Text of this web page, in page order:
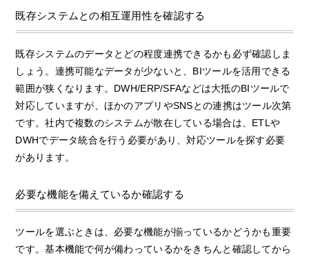
既存システムとの相互運用性を確認する
既存システムのデータとどの程度連携できるかも必ず確認しま
しょう。連携可能なデータが少ないと、BIツールを活用できる
範囲が狭くなります。DWH/ERP/SFAなどは大抵のBIツールで
対応していますが、ほかのアプリやSNSとの連携はツール次第
です。社内で複数のシステムが散在している場合は、ETLや
DWHでデータ統合を行う必要があり、対応ツールを探す必要
があります。
必要な機能を備えているか確認する
ツールを選ぶときは、必要な機能が揃っているかどうかも重要
です。基本機能で何が備わっているかをきちんと確認してから